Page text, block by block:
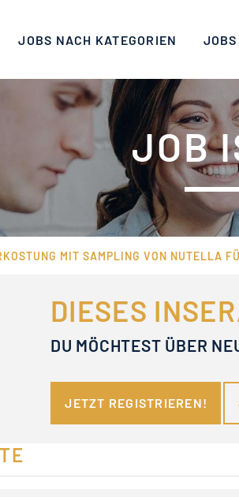
JOBS NACH KATEGORIEN
JOB
MIT SAMPLING VON NUTELLA
DIESES
DU MÖCHTEST ÜBER
JETZT REGISTRIEREN!